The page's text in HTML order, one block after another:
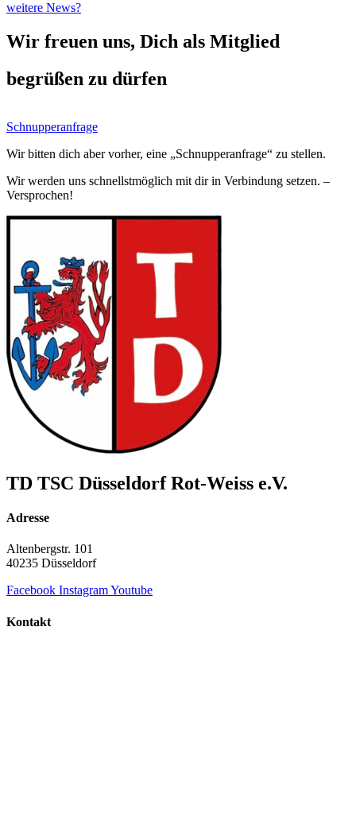
weitere News?
Wir freuen uns, Dich als Mitglied
begrüßen zu dürfen
Schnupperanfrage
Wir bitten dich aber vorher, eine „Schnupperanfrage“ zu stellen.
Wir werden uns schnellstmöglich mit dir in Verbindung setzen. –
Versprochen!
TD TSC Düsseldorf Rot-Weiss e.V.
Adresse
Altenbergstr. 101
40235 Düsseldorf
Facebook InstagramYoutube
Kontakt